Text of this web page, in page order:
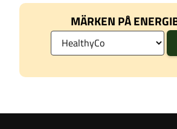
MÄRKEN PÅ